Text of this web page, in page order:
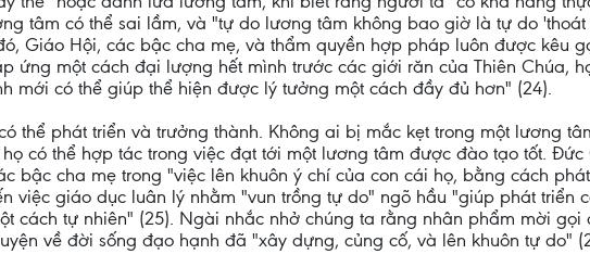
tâm có thể sai lầm, và "tự do lương tâm không bao giờ là tự do
Giáo Hội, các bậc cha mẹ, và thẩm quyền hợp pháp luôn được kêu
ứng một cách đại lượng hết mình trước các giới răn của Thiên Chúa,
mới có thể giúp thể hiện được lý tưởng một cách đầy đủ hơn" (24).
thể phát triển và trưởng thành. Không ai bị mắc kẹt trong một lương
có thể hợp tác trong việc đạt tới một lương tâm được đào tạo tốt.
bậc cha mẹ trong "việc lên khuôn ý chí của con cái họ, bằng cách
việc giáo dục luân lý nhằm "vun trồng tự do" ngõ hầu "giúp phát triển
cách tự nhiên" (25). Ngài nhắc nhở chúng ta rằng nhân phẩm mời
về đời sống đạo hạnh đã "xây dựng, củng cố, và lên khuôn tự do"